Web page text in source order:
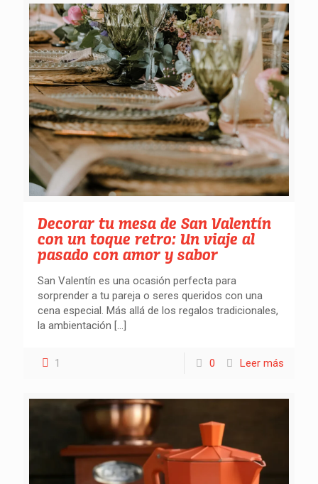
Decorar tu mesa de San Valentín
con un toque retro: Un viaje al
pasado con amor y sabor
San Valentín es una ocasión perfecta para
sorprender a tu pareja o seres queridos con una
cena especial. Más allá de los regalos tradicionales,
la ambientación […]
1 0 Leer más